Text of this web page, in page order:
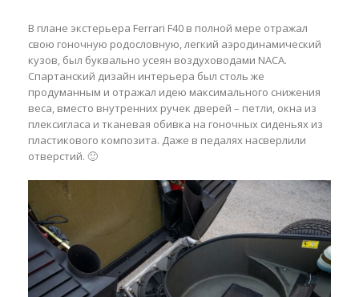
В плане экстерьера Ferrari F40 в полной мере отражал
свою гоночную родословную, легкий аэродинамический
кузов, был буквально усеян воздуховодами NACA.
Спартанский дизайн интерьера был столь же
продуманным и отражал идею максимального снижения
веса, вместо внутренних ручек дверей – петли, окна из
плексигласа и тканевая обивка на гоночных сиденьях из
пластикового композита. Даже в педалях насверлили
отверстий. 🙂